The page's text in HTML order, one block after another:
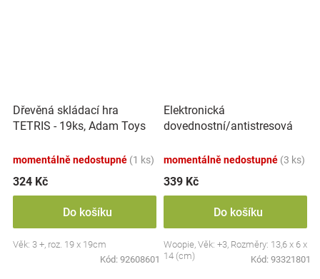
Dřevěná skládací hra
TETRIS - 19ks, Adam Toys
momentálně nedostupné (1 ks)
324 Kč
Do košíku
Věk: 3 +, roz. 19 x 19cm
Kód: 92608601
Elektronická
dovednostní/antistresová
momentálně nedostupné (3 ks)
339 Kč
Do košíku
Woopie, Věk: +3, Rozměry: 13,6 x 6 x
14 (cm)
Kód: 93321801